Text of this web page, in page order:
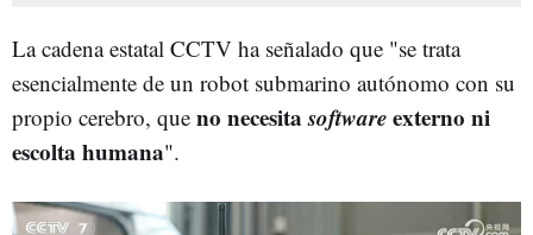
La cadena estatal CCTV ha señalado que "se trata
esencialmente de un robot submarino autónomo con su
propio cerebro, que no necesitasoftwareexterno ni
escolta humana".